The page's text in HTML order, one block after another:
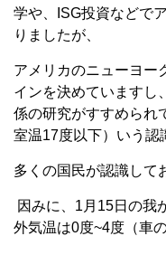
学や、ISG投資などで
りましたが、
アメリカのニューヨー
インを決めていますし
係の研究がすすめられ
室温17度以下）いう認
多くの国民が認識して
因みに、1月15日の我
外気温は0度~4度（車